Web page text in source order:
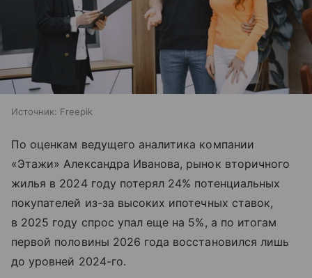
Источник: Freepik
По оценкам ведущего аналитика компании
«Этажи» Александра Иванова, рынок вторичного
жилья в 2024 году потерял 24% потенциальных
покупателей из-за высоких ипотечных ставок,
в 2025 году спрос упал еще на 5%, а по итогам
первой половины 2026 года восстановился лишь
до уровней 2024-го.